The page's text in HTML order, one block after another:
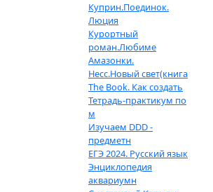
Куприн.Поединок.
Люция
Курортный
роман.Любиме
Амазонки.
Несс.Новый свет(книга
The Book. Как создать
Тетрадь-практикум по
м
Изучаем DDD -
предметн
ЕГЭ 2024. Русский язык
Энциклопедия
аквариумн